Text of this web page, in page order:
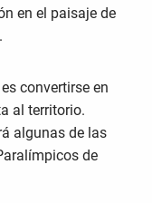
en el paisaje de
convertirse en
al territorio.
algunas de las
de